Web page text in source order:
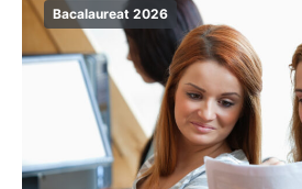
Bacalaureat 2026